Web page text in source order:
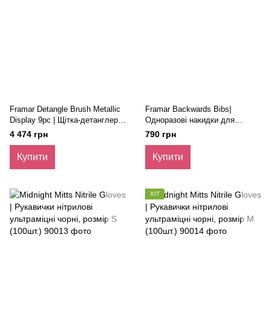
Framar Detangle Brush Metallic
Display 9рс | Щітка-детанглер
металік 9 шт. (дисплей)
4 474 грн
Купити
Framar Backwards Bibs|
Одноразові накидки для
захисту клієнта (50 шт.)
790 грн
Купити
ХІТ